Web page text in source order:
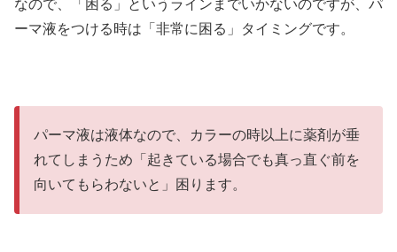
なので、「困る」というラインまでいかないのですが、パ
ーマ液をつける時は「非常に困る」タイミングです。
パーマ液は液体なので、カラーの時以上に薬剤が垂
れてしまうため「起きている場合でも真っ直ぐ前を
向いてもらわないと」困ります。